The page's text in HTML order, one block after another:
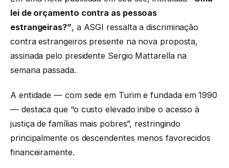
lei de orçamento contra as pessoas
estrangeiras?”, a ASGI ressalta a discriminação
contra estrangeiros presente na nova proposta,
assinada pelo presidente Sergio Mattarella na
semana passada.
A entidade — com sede em Turim e fundada em 1990
— destaca que “o custo elevado inibe o acesso à
justiça de famílias mais pobres”, restringindo
principalmente os descendentes menos favorecidos
financeiramente.